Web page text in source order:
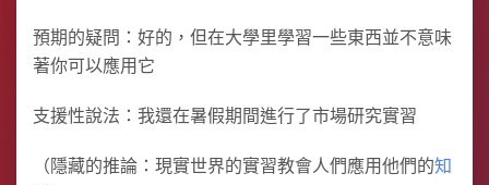
預期的疑問：好的，但在大學里學習一些東西並不意味
著你可以應用它
支援性說法：我還在暑假期間進行了市場研究實習
（隱藏的推論：現實世界的實習教會人們應用他們的知